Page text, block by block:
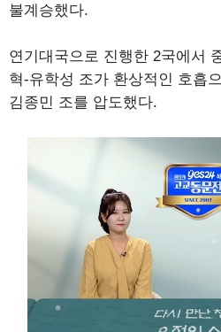
불계승했다.
연기대국으로 진행한 2국에서
혁-유학성 조가 환상적인 호흡
김종민 조를 압도했다.